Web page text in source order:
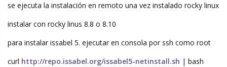
se ejecuta la instalación en remoto una vez instalado rocky linux
instalar con rocky linus 8.8 o 8.10
para instalar issabel 5. ejecutar en consola por ssh como root
curl http://repo.issabel.org/issabel5-netinstall.sh | bash